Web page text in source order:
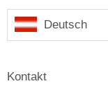
Deutsch
Kontakt